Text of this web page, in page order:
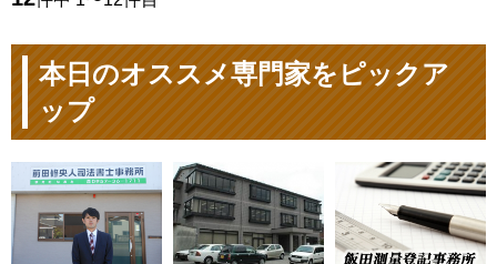
本日のオススメ専門家をピックア
ップ